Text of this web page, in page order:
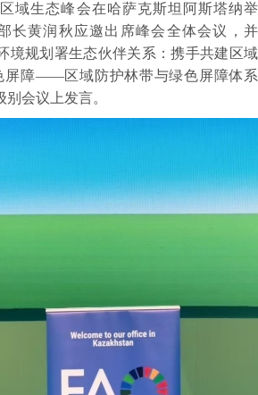
域生态峰会在哈萨克斯坦阿斯塔纳举
长黄润秋应邀出席峰会全体会议，并
境规划署生态伙伴关系：携手共建区域
屏障——区域防护林带与绿色屏障体系
别会议上发言。